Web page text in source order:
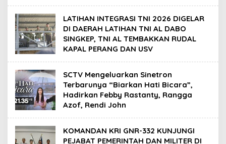
LATIHAN INTEGRASI TNI 2026 DIGELAR
DI DAERAH LATIHAN TNI AL DABO
SINGKEP, TNI AL TEMBAKKAN RUDAL
KAPAL PERANG DAN USV
SCTV Mengeluarkan Sinetron
Terbarunya “Biarkan Hati Bicara”,
Hadirkan Febby Rastanty, Rangga
Azof, Rendi John
KOMANDAN KRI GNR-332 KUNJUNGI
PEJABAT PEMERINTAH DAN MILITER DI